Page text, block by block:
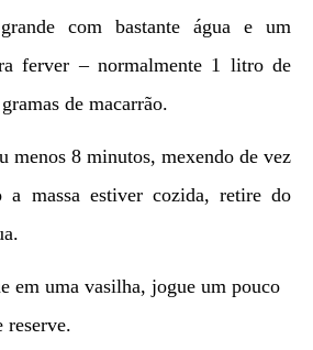
com bastante água e um
ferver – normalmente 1 litro de
de macarrão.
menos 8 minutos, mexendo de vez
a massa estiver cozida, retire do
em uma vasilha, jogue um pouco
reserve.